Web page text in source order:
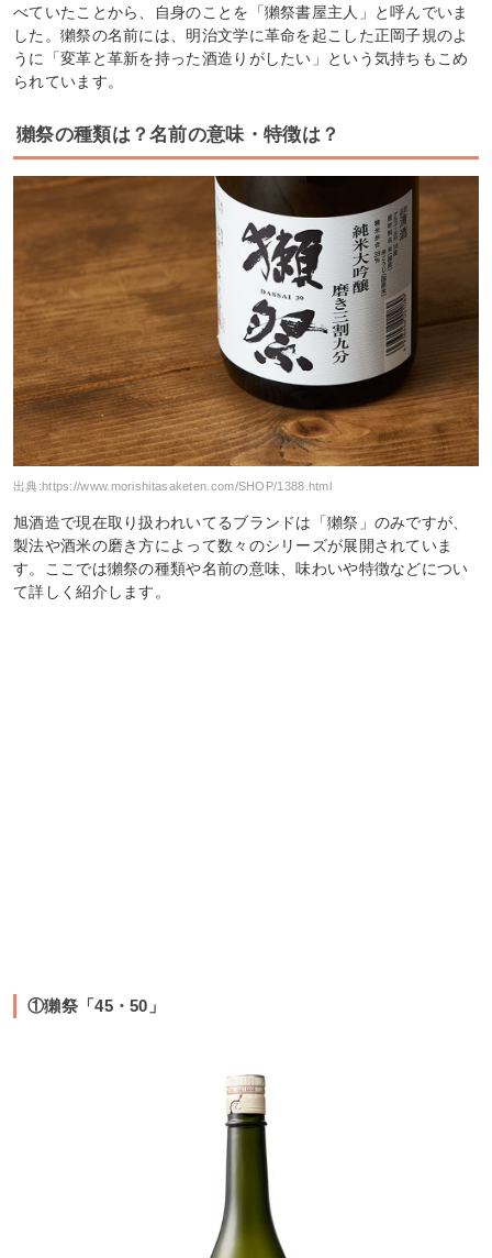
べていたことから、自身のことを「獺祭書屋主人」と呼んでいま
した。獺祭の名前には、明治文学に革命を起こした正岡子規のよ
うに「変革と革新を持った酒造りがしたい」という気持ちもこめ
られています。
獺祭の種類は？名前の意味・特徴は？
出典:https://www.morishitasaketen.com/SHOP/1388.html
旭酒造で現在取り扱われいてるブランドは「獺祭」のみですが、
製法や酒米の磨き方によって数々のシリーズが展開されていま
す。ここでは獺祭の種類や名前の意味、味わいや特徴などについ
て詳しく紹介します。
①獺祭「45・50」